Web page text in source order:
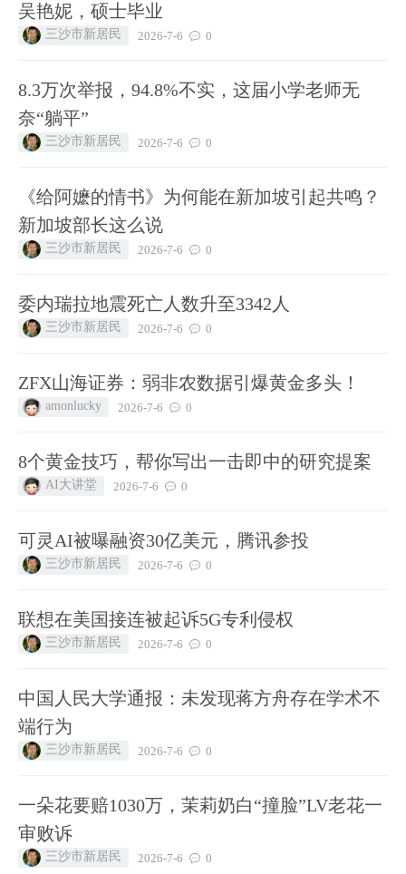
吴艳妮，硕士毕业
三沙市新居民 2026-7-6 0
8.3万次举报，94.8%不实，这届小学老师无
奈“躺平”
三沙市新居民 2026-7-6 0
《给阿嬷的情书》为何能在新加坡引起共鸣？
新加坡部长这么说
三沙市新居民 2026-7-6 0
委内瑞拉地震死亡人数升至3342人
三沙市新居民 2026-7-6 0
ZFX山海证券：弱非农数据引爆黄金多头！
amonlucky 2026-7-6 0
8个黄金技巧，帮你写出一击即中的研究提案
AI大讲堂 2026-7-6 0
可灵AI被曝融资30亿美元，腾讯参投
三沙市新居民 2026-7-6 0
联想在美国接连被起诉5G专利侵权
三沙市新居民 2026-7-6 0
中国人民大学通报：未发现蒋方舟存在学术不
端行为
三沙市新居民 2026-7-6 0
一朵花要赔1030万，茉莉奶白“撞脸”LV老花一
审败诉
三沙市新居民 2026-7-6 0